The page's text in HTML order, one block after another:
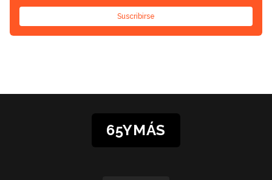
Suscribirse
65YMÁS